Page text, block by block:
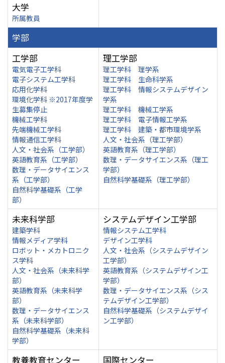
大学
所属教員
学部
工学部
電気電子工学科
電子システム工学科
応用化学科
環境化学科 ※2017年度学
生募集停止
機械工学科
先端機械工学科
情報通信工学科
人文・社会系（工学部）
英語教育系（工学部）
数理・データサイエンス
系（工学部）
自然科学基礎系（工学
部）
理工学部
理工学科 理学系
理工学科 生命科学系
理工学科 情報システムデザイン
学系
理工学科 機械工学系
理工学科 電子情報工学系
理工学科 建築・都市環境学系
人文・社会系（理工学部）
英語教育系（理工学部）
数理・データサイエンス系（理工
学部）
自然科学基礎系（理工学部）
未来科学部
建築学科
情報メディア学科
ロボット・メカトロニク
ス学科
人文・社会系（未来科学
部）
英語教育系（未来科学
部）
数理・データサイエンス
系（未来科学部）
自然科学基礎系（未来科
学部）
システムデザイン工学部
情報システム工学科
デザイン工学科
人文・社会系（システムデザイン
工学部）
英語教育系（システムデザイン工
学部）
数理・データサイエンス系（シス
テムデザイン工学部）
自然科学基礎系（システムデザイ
ン工学部）
教養教育センター 国際センター